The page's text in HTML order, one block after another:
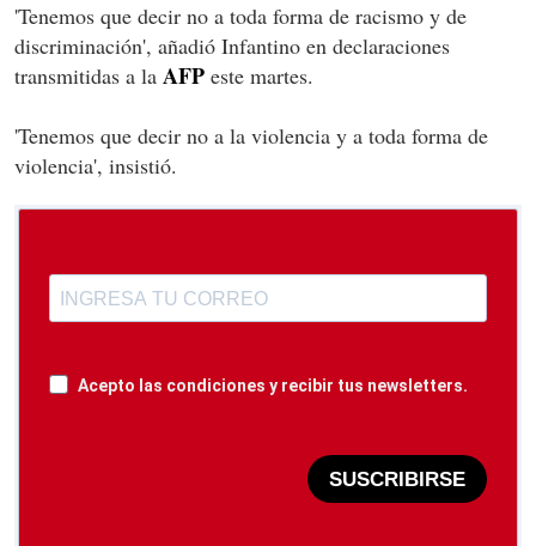
'Tenemos que decir no a toda forma de racismo y de
discriminación', añadió Infantino en declaraciones
transmitidas a la AFP este martes.
'Tenemos que decir no a la violencia y a toda forma de
violencia', insistió.
Acepto las condiciones y recibir tus newsletters.
SUSCRIBIRSE